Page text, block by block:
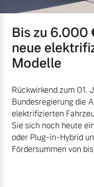
Versicherung
Bis zu 6.000
neue
Modelle
Rückwirkend zum 01.
Bundesregierung die
elektrifizierten
Sie sich noch heute
oder Plug-in-Hybrid
Fördersummen von